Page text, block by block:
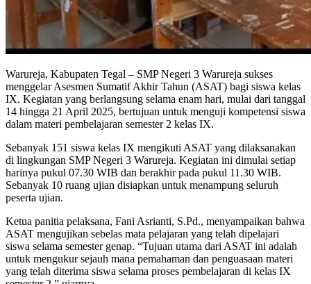
Warureja, Kabupaten Tegal – SMP Negeri 3 Warureja sukses
menggelar Asesmen Sumatif Akhir Tahun (ASAT) bagi siswa kelas
IX. Kegiatan yang berlangsung selama enam hari, mulai dari tanggal
14 hingga 21 April 2025, bertujuan untuk menguji kompetensi siswa
dalam materi pembelajaran semester 2 kelas IX.
Sebanyak 151 siswa kelas IX mengikuti ASAT yang dilaksanakan
di lingkungan SMP Negeri 3 Warureja. Kegiatan ini dimulai setiap
harinya pukul 07.30 WIB dan berakhir pada pukul 11.30 WIB.
Sebanyak 10 ruang ujian disiapkan untuk menampung seluruh
peserta ujian.
Ketua panitia pelaksana, Fani Asrianti, S.Pd., menyampaikan bahwa
ASAT mengujikan sebelas mata pelajaran yang telah dipelajari
siswa selama semester genap. “Tujuan utama dari ASAT ini adalah
untuk mengukur sejauh mana pemahaman dan penguasaan materi
yang telah diterima siswa selama proses pembelajaran di kelas IX